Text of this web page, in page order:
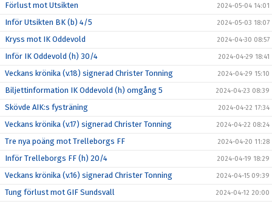
Förlust mot Utsikten 2024-05-04 14:01
Inför Utsikten BK (b) 4/5 2024-05-03 18:07
Kryss mot IK Oddevold 2024-04-30 08:57
Inför IK Oddevold (h) 30/4 2024-04-29 18:41
Veckans krönika (v.18) signerad Christer Tonning 2024-04-29 15:10
Biljettinformation IK Oddevold (h) omgång 5 2024-04-23 08:39
Skövde AIK:s fysträning 2024-04-22 17:34
Veckans krönika (v.17) signerad Christer Tonning 2024-04-22 08:24
Tre nya poäng mot Trelleborgs FF 2024-04-20 11:28
Inför Trelleborgs FF (h) 20/4 2024-04-19 18:29
Veckans krönika (v.16) signerad Christer Tonning 2024-04-15 09:39
Tung förlust mot GIF Sundsvall 2024-04-12 20:00